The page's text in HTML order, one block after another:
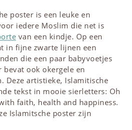
poster is een leuke en
iedere Moslim die net is
van een kindje. Op een
in fijne zwarte lijnen een
die een paar babyvoetjes
bevat ook okergele en
Deze artistieke, Islamitische
tekst in mooie sierletters: Oh
faith, health and happiness.
Islamitsche poster zijn